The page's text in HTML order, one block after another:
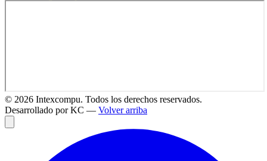
© 2026 Intexcompu. Todos los derechos reservados.
Desarrollado por KC — Volver arriba